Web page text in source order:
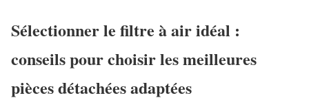
Sélectionner le filtre à air idéal :
conseils pour choisir les meilleures
pièces détachées adaptées